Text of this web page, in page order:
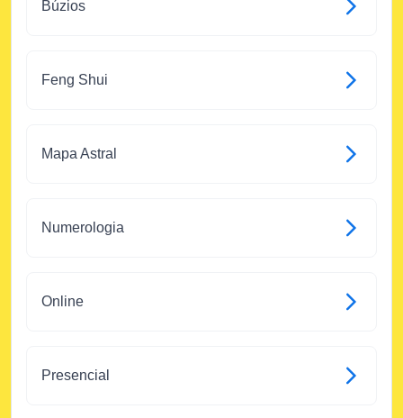
Búzios
Feng Shui
Mapa Astral
Numerologia
Online
Presencial